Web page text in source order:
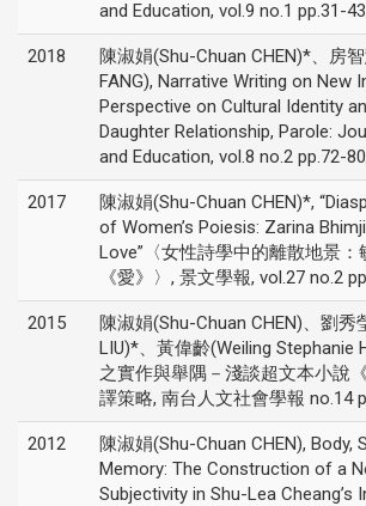
and Education, vol.9 no.1 pp.31-
2018
陳淑娟(Shu-Chuan CHEN)*、房
FANG), Narrative Writing on New
Perspective on Cultural Identity
Daughter Relationship, Parole:
and Education, vol.8 no.2 pp.72-
2017
陳淑娟(Shu-Chuan CHEN)*,
of Women’s Poiesis: Zarina
Love”〈女性詩學中的離散地景：
《愛》〉, 景文學報, vol.27 no.2
2015
陳淑娟(Shu-Chuan CHEN)、劉秀
LIU)*、黃偉齡(Weiling Stephanie
之實作與舉隅－淺談超文本小說
譯策略, 南台人文社會學報 no.14
2012
陳淑娟(Shu-Chuan CHEN), Body,
Memory: The Construction of a
Subjectivity in Shu-Lea Cheang’s